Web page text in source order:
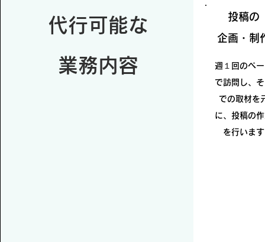
代行可能な
​業務内容
投稿の
企画・制
週１回のペ
で訪問し、
での取材を
に、投稿の
を行います